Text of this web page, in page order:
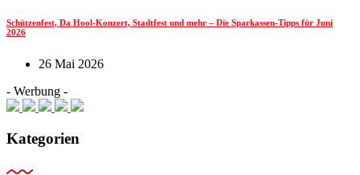
Schützenfest, Da Hool-Konzert, Stadtfest und mehr – Die Sparkassen-Tipps für Juni
2026
26 Mai 2026
- Werbung -
Kategorien